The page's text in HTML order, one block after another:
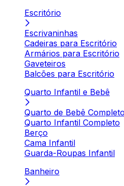
Escritório
Escrivaninhas
Cadeiras para Escritório
Armários para Escritório
Gaveteiros
Balcões para Escritório
Quarto Infantil e Bebê
Quarto de Bebê Completo
Quarto Infantil Completo
Berço
Cama Infantil
Guarda-Roupas Infantil
Banheiro